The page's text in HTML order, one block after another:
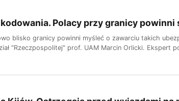
Polacy przy granicy
blisko granicy powinni myśleć o zawarciu takich
"Rzeczpospolitej" prof. UAM Marcin Orlicki. Ekspert